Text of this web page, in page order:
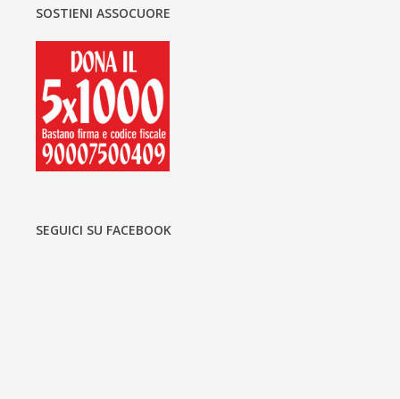
SOSTIENI ASSOCUORE
SEGUICI SU FACEBOOK